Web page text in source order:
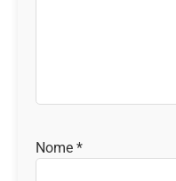
Nome *